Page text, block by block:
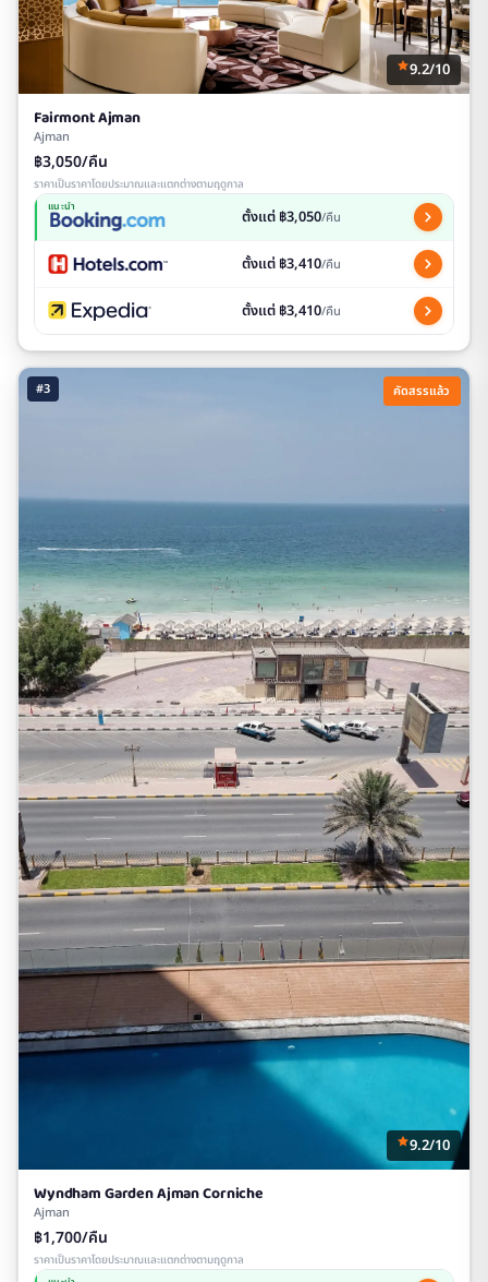
9.2/10
Fairmont Ajman
Ajman
฿3,050/คืน
ราคาเป็นราคาโดยประมาณและแตกต่างตามฤดูกาล
แนะนำ ตั้งแต่ ฿3,050/คืน
ตั้งแต่ ฿3,410/คืน
ตั้งแต่ ฿3,410/คืน
#3 คัดสรรแล้ว
9.2/10
Wyndham Garden Ajman Corniche
Ajman
฿1,700/คืน
ราคาเป็นราคาโดยประมาณและแตกต่างตามฤดูกาล